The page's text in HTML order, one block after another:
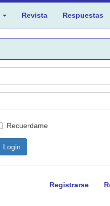
Revista Respuestas
Recuerdame
Login
Registrarse